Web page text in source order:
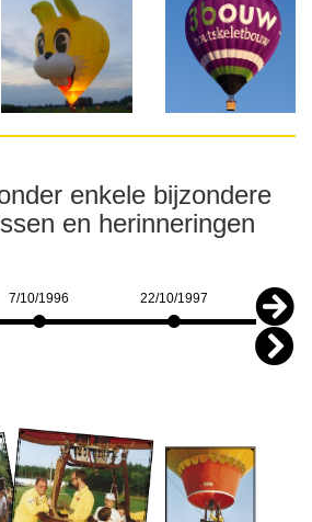
enkele bijzondere
en herinneringen
7/10/1996 22/10/1997 22/7/